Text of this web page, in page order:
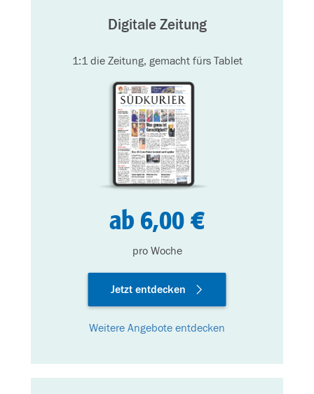
Digitale Zeitung
1:1 die Zeitung, gemacht fürs Tablet
ab 6,00 €
pro Woche
Jetzt entdecken
Weitere Angebote entdecken